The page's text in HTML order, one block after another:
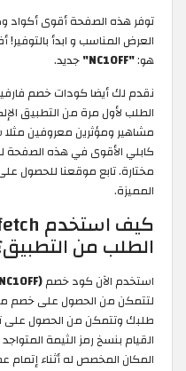
العرض المناسب و ابدأ
هو:"NC10FF"
جديد.
نقدم لك أيضا كودات خصم
الطلب لأول مرة من التطبيق
كابلي الأقوى في هذه
المميزة.
الطلب من
استخدم الآن كود خصم Farfetch
طلبك وتتمكن من الحصول على
القيام بنسخ رمز الثيمة
المكان المخصص له أثناء إتمام